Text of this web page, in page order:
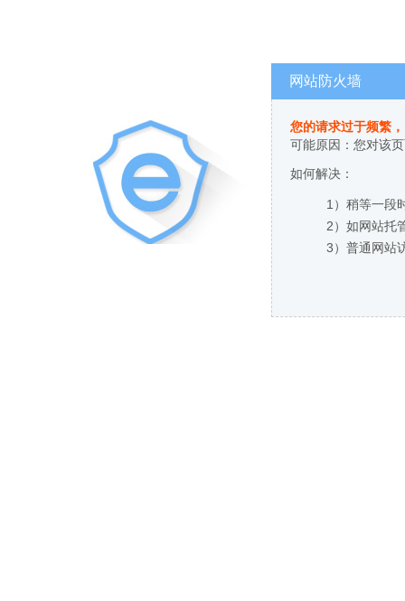
网站防火墙
您的请求过于频繁
可能原因：您对该
如何解决：
1）稍等一段
2）如网站托
3）普通网站